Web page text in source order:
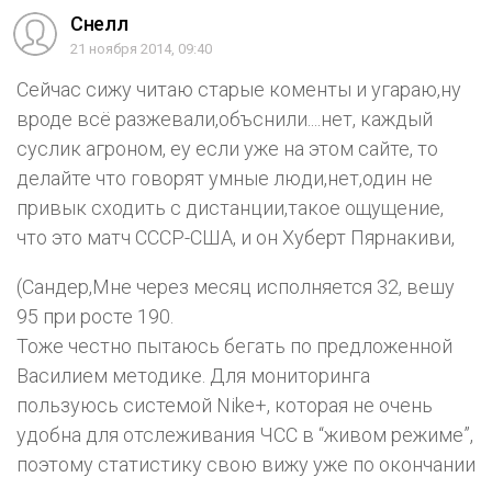
Снелл
21 ноября 2014, 09:40
Сейчас сижу читаю старые коменты и угараю,ну
вроде всё разжевали,объснили....нет, каждый
суслик агроном, еу если уже на этом сайте, то
делайте что говорят умные люди,нет,один не
привык сходить с дистанции,такое ощущение,
что это матч СССР-США, и он Хуберт Пярнакиви,
(Сандер,Мне через месяц исполняется 32, вешу
95 при росте 190.
Тоже честно пытаюсь бегать по предложенной
Василием методике. Для мониторинга
пользуюсь системой Nike+, которая не очень
удобна для отслеживания ЧСС в “живом режиме”,
поэтому статистику свою вижу уже по окончании